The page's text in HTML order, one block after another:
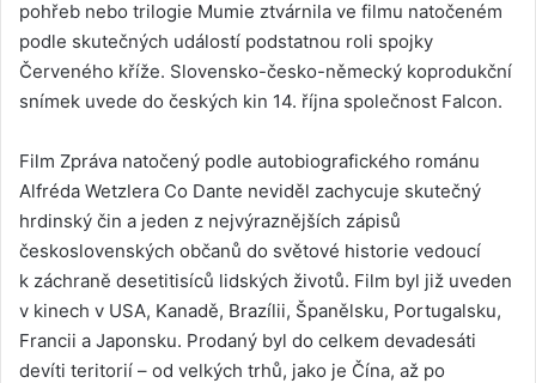
pohřeb nebo trilogie Mumie ztvárnila ve filmu natočeném
podle skutečných událostí podstatnou roli spojky
Červeného kříže. Slovensko-česko-německý koprodukční
snímek uvede do českých kin 14. října společnost Falcon.
Film Zpráva natočený podle autobiografického románu
Alfréda Wetzlera Co Dante neviděl zachycuje skutečný
hrdinský čin a jeden z nejvýraznějších zápisů
československých občanů do světové historie vedoucí
k záchraně desetitisíců lidských životů. Film byl již uveden
v kinech v USA, Kanadě, Brazílii, Španělsku, Portugalsku,
Francii a Japonsku. Prodaný byl do celkem devadesáti
devíti teritorií – od velkých trhů, jako je Čína, až po